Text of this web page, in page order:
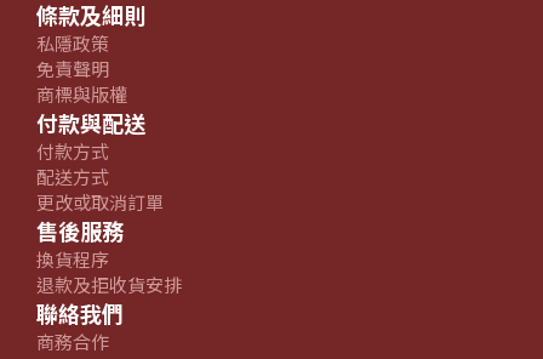
條款及細則
私隱政策
免責聲明
商標與版權
付款與配送
付款方式
配送方式
更改或取消訂單
售後服務
換貨程序
退款及拒收貨安排
聯絡我們
商務合作